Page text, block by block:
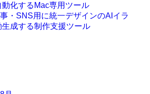
動化するMac専用ツール
・SNS用に統一デザインのAIイラ
生成する制作支援ツール